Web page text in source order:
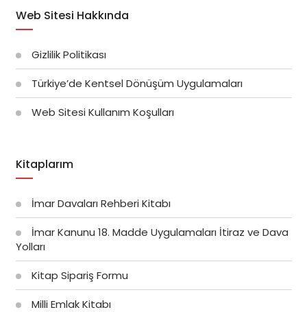
Web Sitesi Hakkında
Gizlilik Politikası
Türkiye’de Kentsel Dönüşüm Uygulamaları
Web Sitesi Kullanım Koşulları
Kitaplarım
İmar Davaları Rehberi Kitabı
İmar Kanunu 18. Madde Uygulamaları İtiraz ve Dava
Yolları
Kitap Sipariş Formu
Milli Emlak Kitabı